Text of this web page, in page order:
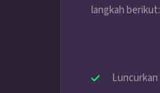
langkah berikut:
Luncurkan